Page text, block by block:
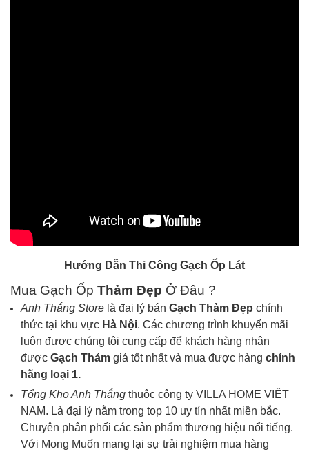
Hướng Dẫn Thi Công Gạch Ốp Lát
Mua Gạch Ốp Thảm Đẹp Ở Đâu ?
Anh Thắng Store là đại lý bán Gạch Thảm Đẹp chính
thức tại khu vực Hà Nội. Các chương trình khuyến mãi
luôn được chúng tôi cung cấp để khách hàng nhận
được Gạch Thảm giá tốt nhất và mua được hàng chính
hãng loại 1.
Tổng Kho Anh Thắng thuộc công ty VILLA HOME VIỆT
NAM. Là đại lý nằm trong top 10 uy tín nhất miền bắc.
Chuyên phân phối các sản phẩm thương hiệu nổi tiếng.
Với Mong Muốn mang lại sự trải nghiệm mua hàng